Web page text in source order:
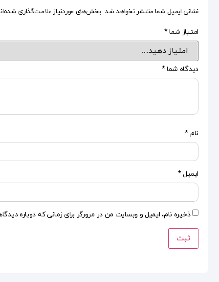
نشانی ایمیل شما منتشر نخواهد شد. بخش‌های موردنیاز علامت‌گذاری
امتیاز شما*
دیدگاه شما*
نام *
ایمیل*
ذخیره نام، ایمیل و وبسایت من در مرورگر برای زمانی که دوباره